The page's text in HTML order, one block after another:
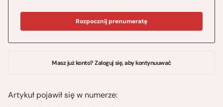
Rozpocznij prenumeratę
Masz już konto? Zaloguj się, aby kontynuuwać
Artykuł pojawił się w numerze: